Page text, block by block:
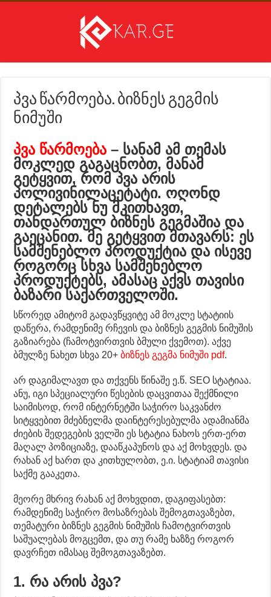
პვა წარმოება. ბიზნეს გეგმის
ნიმუში
პვა წარმოება – სანამ ამ თემას
მოკლედ გაგაცნობთ, მანამ
გეტყვით, რომ პვა არის
პოლივინილაცეტატი. ოღონდ
დეტალებს ნუ მკითხავთ,
თანდართულ ბიზნეს გეგმაშია და
გაეცანით. მე გეტყვით მთავარს: ეს
სამშენებლო პროდუქტია და ისევე
როგორც სხვა სამშენებლო
პროდუქტებს, ამასაც აქვს თავისი
ბაზარი საქართველოში.
სწორედ ამიტომ გადავწყვიტე ამ მოკლე სტატიის
დაწერა, რამდენიმე რჩევის და ბიზნეს გეგმის ნიმუშის
გაზიარება (ჩამოტვირთვის ბმული ქვემოთ). აქვე
ბმულზე ნახეთ სხვა 20+ბიზნეს გეგმა ნიმუში pdf.
არ დაგიმალავთ და თქვენს წინაშე ე.წ. SEO სტატიაა.
ანუ, იგი სპეციალური წესების დაცვითაა შექმნილი
საიმისოდ, რომ ინტერნეტში საჭირო საკვანძო
სიტყვებით მძებნელმა დაინტერესებულმა ადამიანმა
ძიების შედეგების ველში ეს სტატია ნახოს ერთ-ერთ
მაღალ პოზიციაზე, დააწკაპუნოს და აქ მოხვდეს. და
რახან აქ ხართ და კითხულობთ, ე.ი. სტატიამ თავისი
საქმე გააკეთა.
მეორე მხრივ რახან აქ მოხვდით, დაგიფასებთ:
რამდენიმე საჭირო მოსაზრებას შემოგთავაზებთ,
თემატური ბიზნეს გეგმის ნიმუშის ჩამოტვირთვის
საშუალებას მოგცემთ, და თუ რამე ხაზზე როგორ
დავრჩეთ იმასაც შემოგთავაზებთ.
1. რა არის პვა?